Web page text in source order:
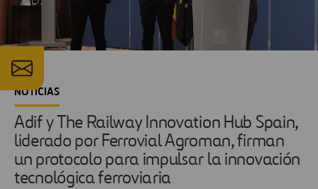
NOTICIAS
Adif y The Railway Innovation Hub Spain,
liderado por Ferrovial Agroman, firman
un protocolo para impulsar la innovación
tecnológica ferroviaria